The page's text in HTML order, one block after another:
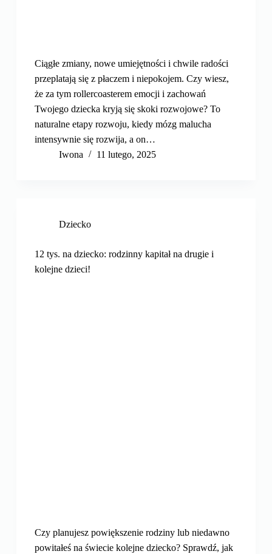
Ciągłe zmiany, nowe umiejętności i chwile radości
przeplatają się z płaczem i niepokojem. Czy wiesz,
że za tym rollercoasterem emocji i zachowań
Twojego dziecka kryją się skoki rozwojowe? To
naturalne etapy rozwoju, kiedy mózg malucha
intensywnie się rozwija, a on…
Iwona
11 lutego, 2025
Dziecko
12 tys. na dziecko: rodzinny kapitał na drugie i
kolejne dzieci!
Czy planujesz powiększenie rodziny lub niedawno
powitałeś na świecie kolejne dziecko? Sprawdź, jak